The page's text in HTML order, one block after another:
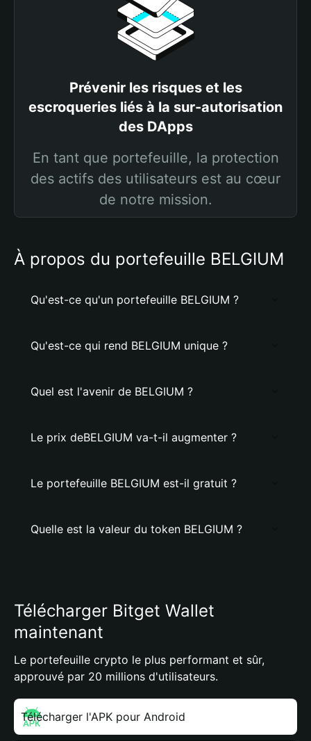
Prévenir les risques et les
escroqueries liés à la sur-autorisation
des DApps
En tant que portefeuille, la protection
des actifs des utilisateurs est au cœur
de notre mission.
À propos du portefeuille BELGIUM
Qu'est-ce qu'un portefeuille BELGIUM ?
Qu'est-ce qui rend BELGIUM unique ?
Quel est l'avenir de BELGIUM ?
Le prix deBELGIUM va-t-il augmenter ?
Le portefeuille BELGIUM est-il gratuit ?
Quelle est la valeur du token BELGIUM ?
Télécharger Bitget Wallet
maintenant
Le portefeuille crypto le plus performant et sûr,
approuvé par 20 millions d'utilisateurs.
Télécharger l'APK pour Android